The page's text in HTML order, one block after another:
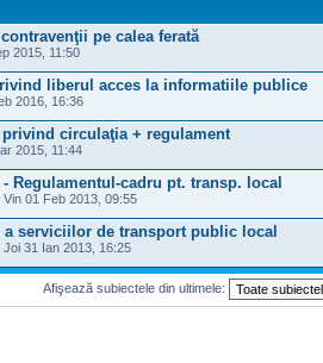
contravenţii pe calea ferată
2015, 11:50
liberul acces la informatiile publice
2016, 16:36
privind circulaţia + regulament
2015, 11:44
- Regulamentul-cadru pt. transp. local
01 Feb 2013, 09:55
a serviciilor de transport public local
31 Ian 2013, 16:25
Afişează subiectele din ultimele: